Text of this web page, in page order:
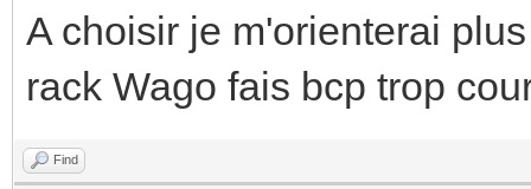
A choisir je m'orienterai
rack Wago fais bcp trop
Find